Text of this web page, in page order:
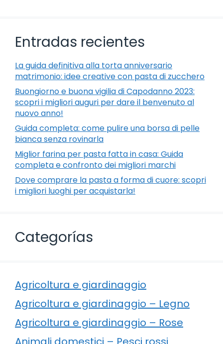
Entradas recientes
La guida definitiva alla torta anniversario
matrimonio: idee creative con pasta di zucchero
Buongiorno e buona vigilia di Capodanno 2023:
scopri i migliori auguri per dare il benvenuto al
nuovo anno!
Guida completa: come pulire una borsa di pelle
bianca senza rovinarla
Miglior farina per pasta fatta in casa: Guida
completa e confronto dei migliori marchi
Dove comprare la pasta a forma di cuore: scopri
i migliori luoghi per acquistarla!
Categorías
Agricoltura e giardinaggio
Agricoltura e giardinaggio – Legno
Agricoltura e giardinaggio – Rose